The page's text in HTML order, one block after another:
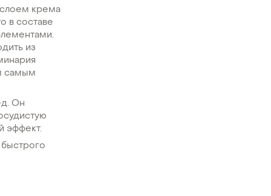
крема
в составе
из
самым
Он
эффект.